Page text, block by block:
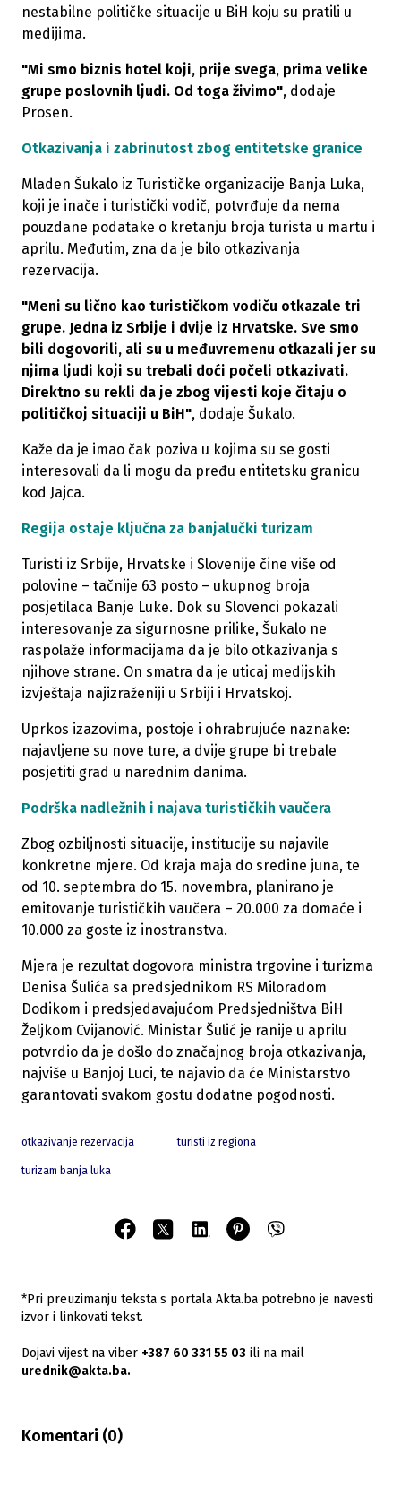
nestabilne političke situacije u BiH koju su pratili u
medijima.
"Mi smo biznis hotel koji, prije svega, prima velike
grupe poslovnih ljudi. Od toga živimo", dodaje
Prosen.
Otkazivanja i zabrinutost zbog entitetske granice
Mladen Šukalo iz Turističke organizacije Banja Luka,
koji je inače i turistički vodič, potvrđuje da nema
pouzdane podatake o kretanju broja turista u martu i
aprilu. Međutim, zna da je bilo otkazivanja
rezervacija.
"Meni su lično kao turističkom vodiču otkazale tri
grupe. Jedna iz Srbije i dvije iz Hrvatske. Sve smo
bili dogovorili, ali su u međuvremenu otkazali jer su
njima ljudi koji su trebali doći počeli otkazivati.
Direktno su rekli da je zbog vijesti koje čitaju o
političkoj situaciji u BiH", dodaje Šukalo.
Kaže da je imao čak poziva u kojima su se gosti
interesovali da li mogu da pređu entitetsku granicu
kod Jajca.
Regija ostaje ključna za banjalučki turizam
Turisti iz Srbije, Hrvatske i Slovenije čine više od
polovine – tačnije 63 posto – ukupnog broja
posjetilaca Banje Luke. Dok su Slovenci pokazali
interesovanje za sigurnosne prilike, Šukalo ne
raspolaže informacijama da je bilo otkazivanja s
njihove strane. On smatra da je uticaj medijskih
izvještaja najizraženiji u Srbiji i Hrvatskoj.
Uprkos izazovima, postoje i ohrabrujuće naznake:
najavljene su nove ture, a dvije grupe bi trebale
posjetiti grad u narednim danima.
Podrška nadležnih i najava turističkih vaučera
Zbog ozbiljnosti situacije, institucije su najavile
konkretne mjere. Od kraja maja do sredine juna, te
od 10. septembra do 15. novembra, planirano je
emitovanje turističkih vaučera – 20.000 za domaće i
10.000 za goste iz inostranstva.
Mjera je rezultat dogovora ministra trgovine i turizma
Denisa Šulića sa predsjednikom RS Miloradom
Dodikom i predsjedavajućom Predsjedništva BiH
Željkom Cvijanović. Ministar Šulić je ranije u aprilu
potvrdio da je došlo do značajnog broja otkazivanja,
najviše u Banjoj Luci, te najavio da će Ministarstvo
garantovati svakom gostu dodatne pogodnosti.
otkazivanje rezervacija turisti iz regiona
turizam banja luka
*Pri preuzimanju teksta s portala Akta.ba potrebno je navesti
izvor i linkovati tekst.
Dojavi vijest na viber +387 60 331 55 03 ili na mail
urednik@akta.ba.
Komentari (0)